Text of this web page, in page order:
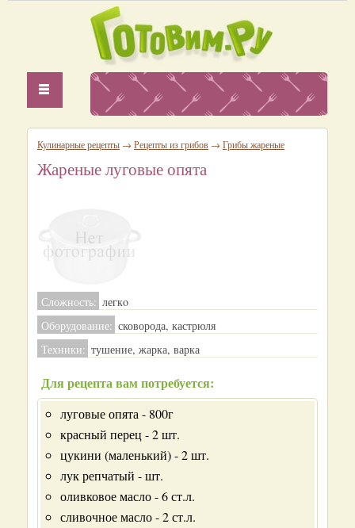
Кулинарные рецепты → Рецепты из грибов → Грибы жареные
Жареные луговые опята
Сложность: легкo
Оборудование: сковорода, кастрюля
Техники: тушение, жарка, варка
Для рецепта вам потребуется:
луговые опята - 800г
красный перец - 2 шт.
цукини (маленький) - 2 шт.
лук репчатый - шт.
оливковое масло - 6 ст.л.
сливочное масло - 2 ст.л.